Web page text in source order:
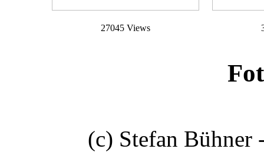
27045 Views
(c) Stefan Bühner